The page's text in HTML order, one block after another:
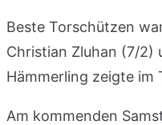
Beste Torschützen
Christian Zluhan (7/2)
Hämmerling zeigte im
Am kommenden